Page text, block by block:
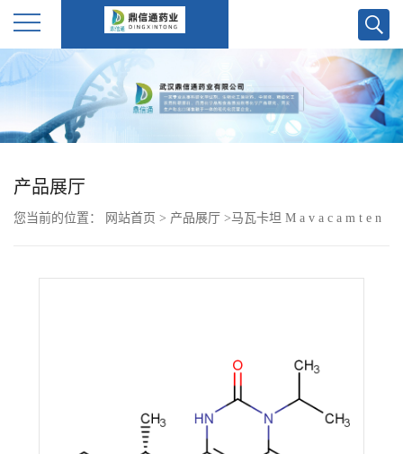
公
产品展厅
您当前的位置： 网站首页 > 产品展厅 >马瓦卡坦 M a v a c a m t e n